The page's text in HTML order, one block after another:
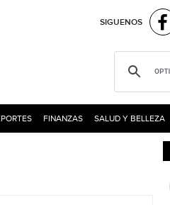
SIGUENOS
FINANZAS SALUD Y BELLEZA